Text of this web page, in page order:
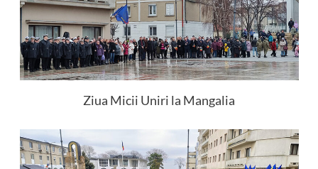
Ziua Micii Uniri la Mangalia